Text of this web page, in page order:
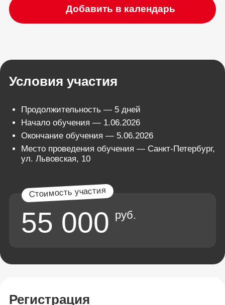
Добавить в календарь
Условия участия
Продолжительность — 5 дней
Начало обучения — 1.06.2026
Окончание обучения — 5.06.2026
Место проведения обучения — Санкт-Петербург,
ул. Львовская, 10
55 000 руб.
Регистрация